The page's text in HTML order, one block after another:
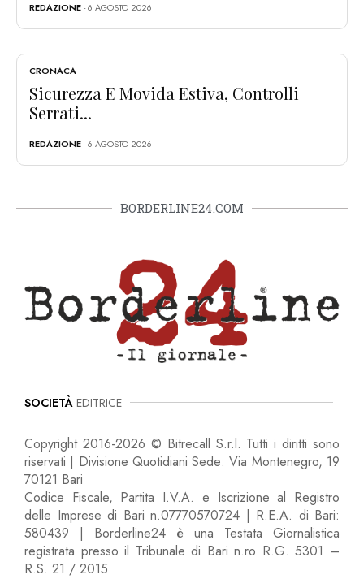
REDAZIONE- 6 AGOSTO 2026
CRONACA
Sicurezza E Movida Estiva, Controlli
Serrati...
REDAZIONE- 6 AGOSTO 2026
BORDERLINE24.COM
SOCIETÀ EDITRICE
Copyright 2016-2026 © Bitrecall S.r.l. Tutti i diritti sono
riservati | Divisione Quotidiani Sede: Via Montenegro, 19
70121 Bari
Codice Fiscale, Partita I.V.A. e Iscrizione al Registro
delle Imprese di Bari n.07770570724 | R.E.A. di Bari:
580439 | Borderline24 è una Testata Giornalistica
registrata presso il Tribunale di Bari n.ro R.G. 5301 –
R.S. 21 / 2015